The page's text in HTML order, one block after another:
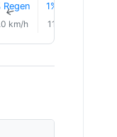
Regen
↑
km/h
1% Regen
11.0 km/h